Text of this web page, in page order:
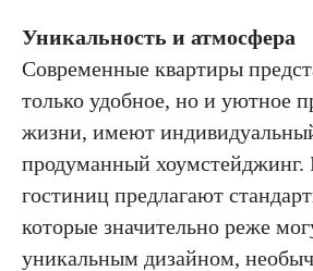
Уникальность и атмосфера
Современные квартиры
только удобное, но и уютное
жизни, имеют
продуманный хоумстейджинг.
гостиниц предлагают
которые значительно реже
уникальным дизайном,